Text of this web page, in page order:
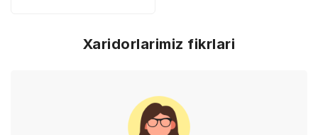
Xaridorlarimiz fikrlari